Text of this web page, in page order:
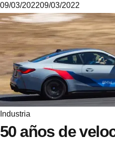
M
k
e
09/03/202209/03/2022
Industria
50 años de